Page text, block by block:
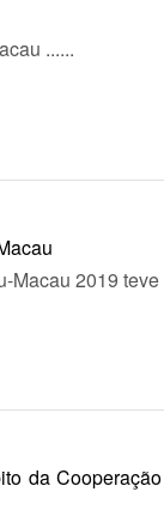
......
Macau 2019 teve
da